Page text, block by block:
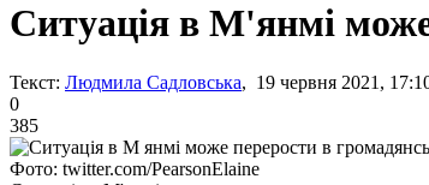
Ситуація в М'янмі
Текст: Людмила Садловська, 19 червня 2021,
0
385
Фото: twitter.com/PearsonElaine